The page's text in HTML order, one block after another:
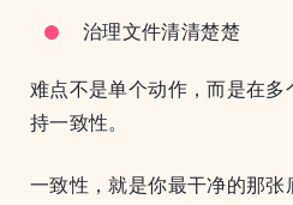
治理文件清清楚楚
难点不是单个动作，而是在
持一致性。
一致性，就是你最干净的那张